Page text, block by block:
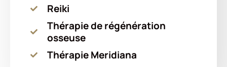
Reiki
Thérapie de régénération
osseuse
Thérapie Meridiana